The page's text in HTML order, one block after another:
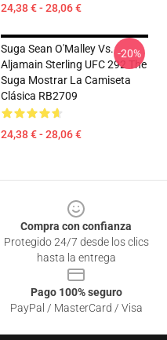
24,38 € - 28,06 €
Suga Sean O'Malley Vs.
Aljamain Sterling UFC 292 The
Suga Mostrar La Camiseta
Clásica RB2709
24,38 € - 28,06 €
-20%
Compra con confianza
Protegido 24/7 desde los clics
hasta la entrega
Pago 100% seguro
PayPal / MasterCard / Visa